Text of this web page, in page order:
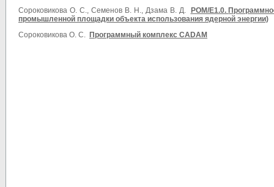
Сороковикова О. С., Семенов В. Н., Дзама В. Д.
РОМ/E1.0.
промышленной площадки объекта использования ядерной энергии)
Сороковикова О. С. Программный комплекс CADAM